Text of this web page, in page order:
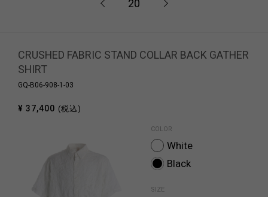
20
CRUSHED FABRIC STAND COLLAR BACK GATHER
SHIRT
GQ-B06-908-1-03
¥ 37,400 (税込)
COLOR
White
Black
SIZE